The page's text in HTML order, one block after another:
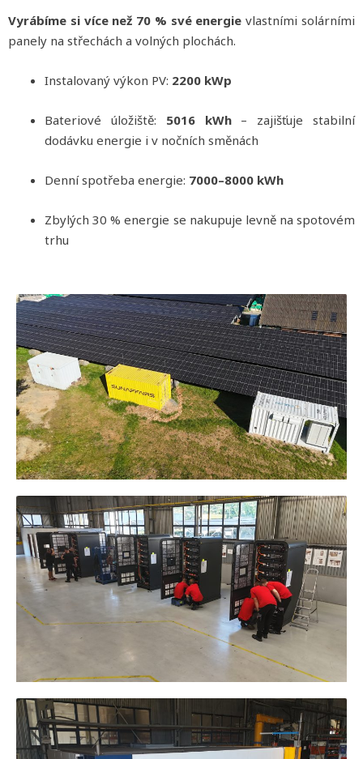
Vyrábíme si více než 70 % své energie vlastními solárními
panely na střechách a volných plochách.
Instalovaný výkon PV: 2200 kWp
Bateriové úložiště: 5016 kWh– zajišťuje stabilní
dodávku energie i v nočních směnách
Denní spotřeba energie: 7000–8000 kWh
Zbylých 30 % energie se nakupuje levně na spotovém
trhu